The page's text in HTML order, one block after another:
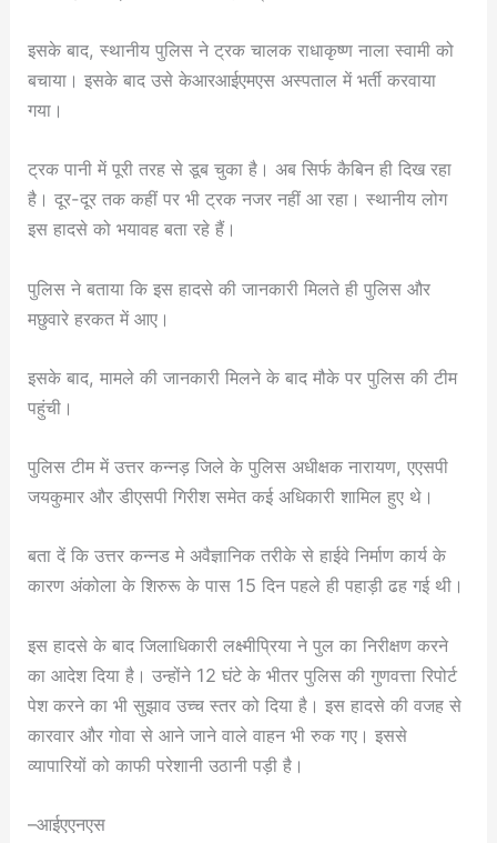
इसके बाद, स्थानीय पुलिस ने ट्रक चालक राधाकृष्ण नाला स्वामी को
बचाया। इसके बाद उसे केआरआईएमएस अस्पताल में भर्ती करवाया
गया।
ट्रक पानी में पूरी तरह से डूब चुका है। अब सिर्फ कैबिन ही दिख रहा
है। दूर-दूर तक कहीं पर भी ट्रक नजर नहीं आ रहा। स्थानीय लोग
इस हादसे को भयावह बता रहे हैं।
पुलिस ने बताया कि इस हादसे की जानकारी मिलते ही पुलिस और
मछुवारे हरकत में आए।
इसके बाद, मामले की जानकारी मिलने के बाद मौके पर पुलिस की टीम
पहुंची।
पुलिस टीम में उत्तर कन्नड़ जिले के पुलिस अधीक्षक नारायण, एएसपी
जयकुमार और डीएसपी गिरीश समेत कई अधिकारी शामिल हुए थे।
बता दें कि उत्तर कन्नड मे अवैज्ञानिक तरीके से हाईवे निर्माण कार्य के
कारण अंकोला के शिरुरू के पास 15 दिन पहले ही पहाड़ी ढह गई थी।
इस हादसे के बाद जिलाधिकारी लक्ष्मीप्रिया ने पुल का निरीक्षण करने
का आदेश दिया है। उन्होंने 12 घंटे के भीतर पुलिस की गुणवत्ता रिपोर्ट
पेश करने का भी सुझाव उच्च स्तर को दिया है। इस हादसे की वजह से
कारवार और गोवा से आने जाने वाले वाहन भी रुक गए। इससे
व्यापारियों को काफी परेशानी उठानी पड़ी है।
–आईएएनएस